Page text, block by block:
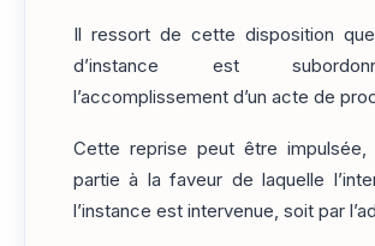
Il ressort de cette disposition
d’instance est
l’accomplissement d’un acte de
Cette reprise peut être
partie à la faveur de laquelle
l’instance est intervenue, soit par